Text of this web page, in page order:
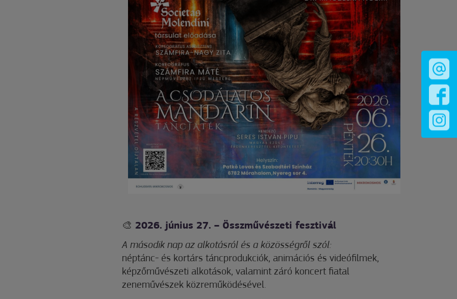
🎨 2026. június 27. – Összművészeti fesztivál
A második nap az alkotásról és a közösségről szól:
néptánc- és kortárs táncprodukciók, animációs és videófilmek,
képzőművészeti alkotások, valamint záró koncert fiatal
zeneművészek közreműködésével.